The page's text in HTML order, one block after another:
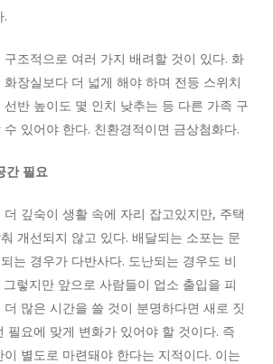
.
조적으로 여러 가지 배려할 것이 있다. 화
장실보다 더 넓게 해야 하며 전등 스위치
반 높이도 몇 인치 낮추는 등 다른 가족 구
있어야 한다. 친환경적이면 금상첨화다.
간 필요
깊숙이 생활 속에 자리 잡고있지만, 주택
개선되지 않고 있다. 배달되는 소포는 문
는 경우가 다반사다. 도난되는 경우도 비
렇지만 앞으로 사람들이 업소 출입을 피
많은 시간을 쓸 것이 분명하다면 새로 짓
필요에 맞게 변화가 있어야 할 것이다. 즉
별도로 마련돼야 한다는 지적이다. 이는